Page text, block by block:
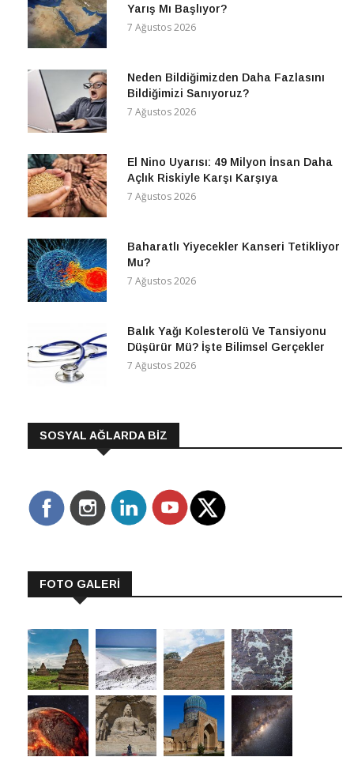
Yarış Mı Başlıyor?
7 Ağustos 2026
Neden Bildiğimizden Daha Fazlasını
Bildiğimizi Sanıyoruz?
7 Ağustos 2026
El Nino Uyarısı: 49 Milyon İnsan Daha
Açlık Riskiyle Karşı Karşıya
7 Ağustos 2026
Baharatlı Yiyecekler Kanseri Tetikliyor
Mu?
7 Ağustos 2026
Balık Yağı Kolesterolü Ve Tansiyonu
Düşürür Mü? İşte Bilimsel Gerçekler
7 Ağustos 2026
SOSYAL AĞLARDA BİZ
FOTO GALERİ